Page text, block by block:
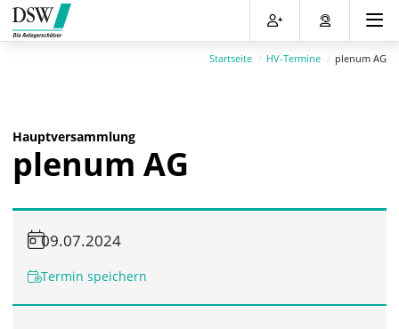
Direkt
zum
Inhalt
Direkt
zum
Hauptmenu
Direkt
zur
Suche
Direkt
zum
Footer
Startseite HV-Termine plenum AG
Hauptversammlung
plenum AG
09.07.2024
Termin speichern